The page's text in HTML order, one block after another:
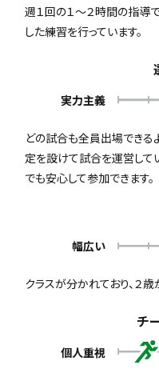
週１回の１～２時間の指導
した練習を行っています。
実力主義
どの試合も全員出場できる
定を設けて試合を運営して
でも安心して参加できます。
幅広い
クラスが分かれており、２
チ
個人重視